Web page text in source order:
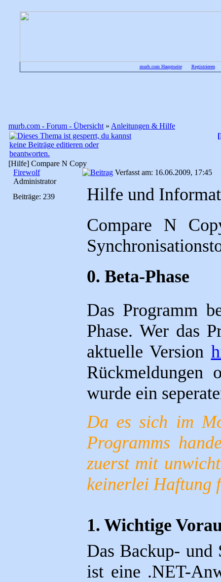
murb.com Hauptseite• Registrieren
murb.com - Forum - Übersicht » Anleitungen & Hilfe
[Hilfe] Compare N Copy
Firewolf
Administrator
Beiträge: 239
Verfasst am: 16.06.2009, 17:45
Hilfe und
Compare N
0. Beta-Phase
Das Programm
Phase. Wer das
aktuelle Version
Rückmeldungen
wurde ein
Da es sich im
Programms
zuerst mit
keinerlei Haftung
1. Wichtige
Das Backup- und
ist eine .NET-